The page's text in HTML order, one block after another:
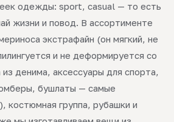
одежды: sport, casual — то есть
жизни и повод. В ассортименте
экстрафайн (он мягкий, не
и не деформируется со
денима, аксессуары для спорта,
бушлаты — самые
костюмная группа, рубашки и